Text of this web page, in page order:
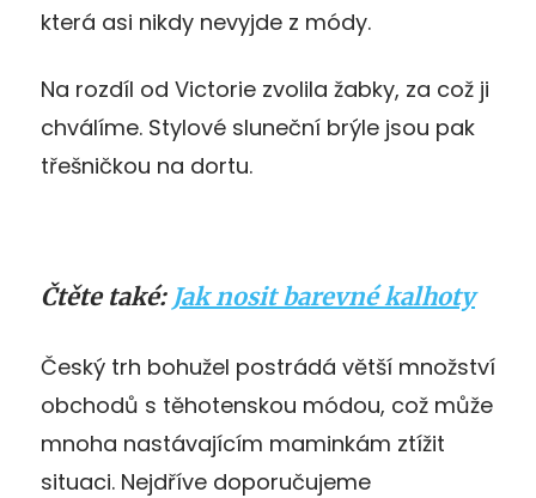
která asi nikdy nevyjde z módy.
Na rozdíl od Victorie zvolila žabky, za což ji
chválíme. Stylové sluneční brýle jsou pak
třešničkou na dortu.
Čtěte také: Jak nosit barevné kalhoty
Český trh bohužel postrádá větší množství
obchodů s těhotenskou módou, což může
mnoha nastávajícím maminkám ztížit
situaci. Nejdříve doporučujeme